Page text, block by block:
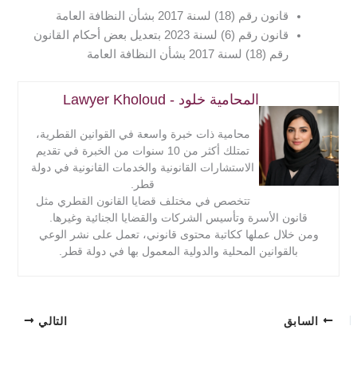
قانون رقم (18) لسنة 2017 بشأن النظافة العامة
قانون رقم (6) لسنة 2023 بتعديل بعض أحكام القانون
رقم (18) لسنة 2017 بشأن النظافة العامة
المحامية خلود - Lawyer Kholoud
محامية ذات خبرة واسعة في القوانين القطرية،
تمتلك أكثر من 10 سنوات من الخبرة في تقديم
الاستشارات القانونية والخدمات القانونية في دولة
قطر.
تتخصص في مختلف قضايا القانون القطري مثل
قانون الأسرة وتأسيس الشركات والقضايا الجنائية وغيرها.
ومن خلال عملها ككاتبة محتوى قانوني، تعمل على نشر الوعي
بالقوانين المحلية والدولية المعمول بها في دولة قطر.
السابق التالي